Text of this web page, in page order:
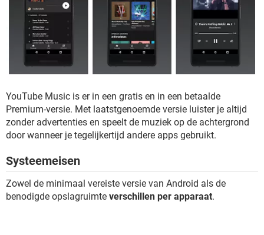
YouTube Music is er in een gratis en in een betaalde
Premium-versie. Met laatstgenoemde versie luister je altijd
zonder advertenties en speelt de muziek op de achtergrond
door wanneer je tegelijkertijd andere apps gebruikt.
Systeemeisen
Zowel de minimaal vereiste versie van Android als de
benodigde opslagruimte verschillen per apparaat.